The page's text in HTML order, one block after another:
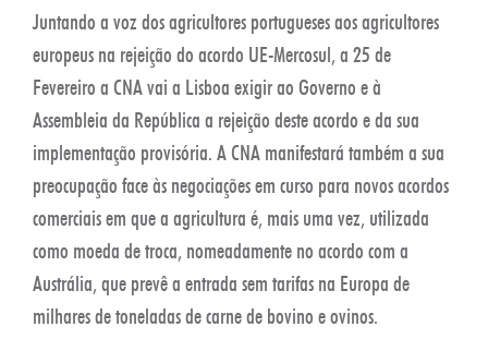
Juntando a voz dos agricultores portugueses aos agricultores
europeus na rejeição do acordo UE-Mercosul, a 25 de
Fevereiro a CNA vai a Lisboa exigir ao Governo e à
Assembleia da República a rejeição deste acordo e da sua
implementação provisória. A CNA manifestará também a sua
preocupação face às negociações em curso para novos acordos
comerciais em que a agricultura é, mais uma vez, utilizada
como moeda de troca, nomeadamente no acordo com a
Austrália, que prevê a entrada sem tarifas na Europa de
milhares de toneladas de carne de bovino e ovinos.